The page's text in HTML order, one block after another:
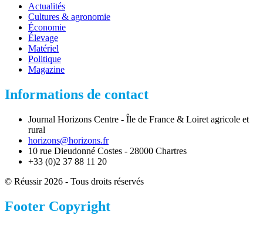
Actualités
Cultures & agronomie
Économie
Élevage
Matériel
Politique
Magazine
Informations de contact
Journal Horizons Centre - Île de France & Loiret agricole et
rural
horizons@horizons.fr
10 rue Dieudonné Costes - 28000 Chartres
+33 (0)2 37 88 11 20
© Réussir 2026 - Tous droits réservés
Footer Copyright